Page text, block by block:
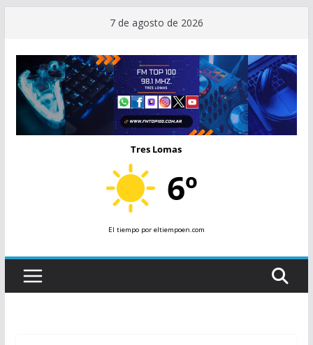
contenido
7 de agosto de 2026
Tres Lomas
6º
El tiempopor eltiempoen.com